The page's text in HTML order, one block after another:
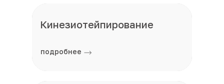
подробнее
Кинезиотейпирование